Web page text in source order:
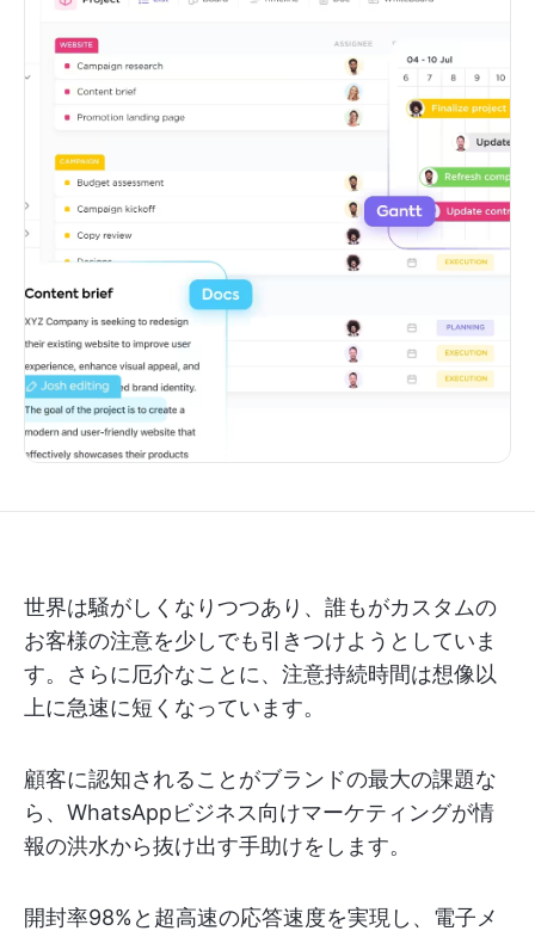
世界は騒がしくなりつつあり、誰もがカスタムの
お客様の注意を少しでも引きつけようとしていま
す。さらに厄介なことに、注意持続時間は想像以
上に急速に短くなっています。
顧客に認知されることがブランドの最大の課題な
ら、WhatsAppビジネス向けマーケティングが情
報の洪水から抜け出す手助けをします。
開封率98%と超高速の応答速度を実現し、電子メ